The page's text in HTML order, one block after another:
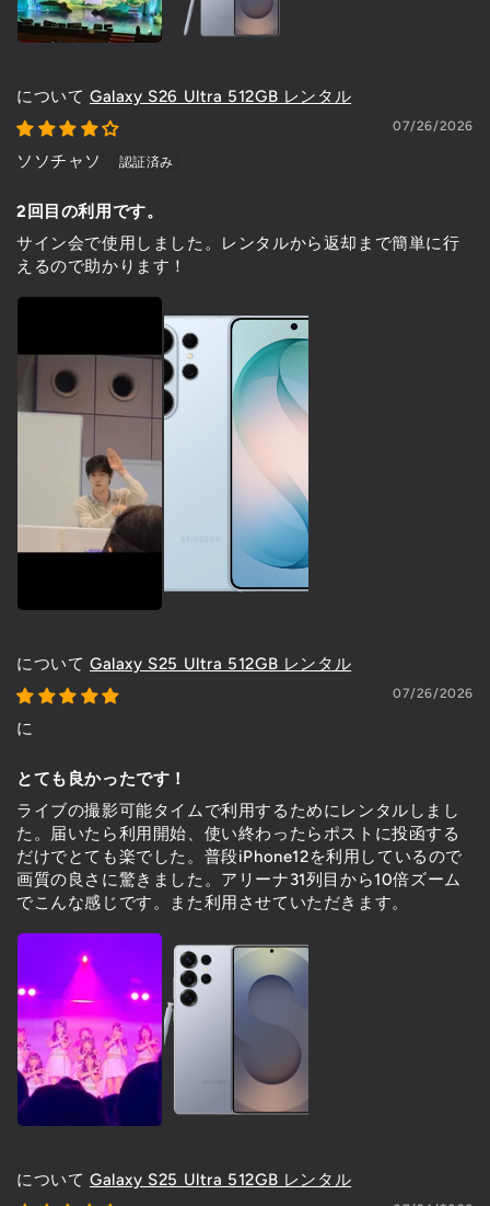
Galaxy S26 Ultra 512GB レンタル
07/26/2026
ソソチャソ
2回目の利用です。
サイン会で使用しました。レンタルから返却まで簡単に行
えるので助かります！
Galaxy S25 Ultra 512GB レンタル
07/26/2026
に
とても良かったです！
ライブの撮影可能タイムで利用するためにレンタルしまし
た。届いたら利用開始、使い終わったらポストに投函する
だけでとても楽でした。普段iPhone12を利用しているので
画質の良さに驚きました。アリーナ31列目から10倍ズーム
でこんな感じです。また利用させていただきます。
Galaxy S25 Ultra 512GB レンタル